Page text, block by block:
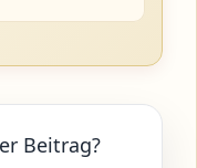
Beitrag?